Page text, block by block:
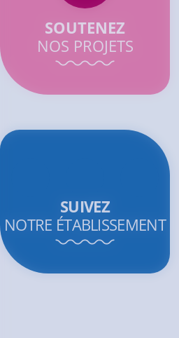
SOUTENEZ
NOS PROJETS
SUIVEZ
NOTRE ÉTABLISSEMENT